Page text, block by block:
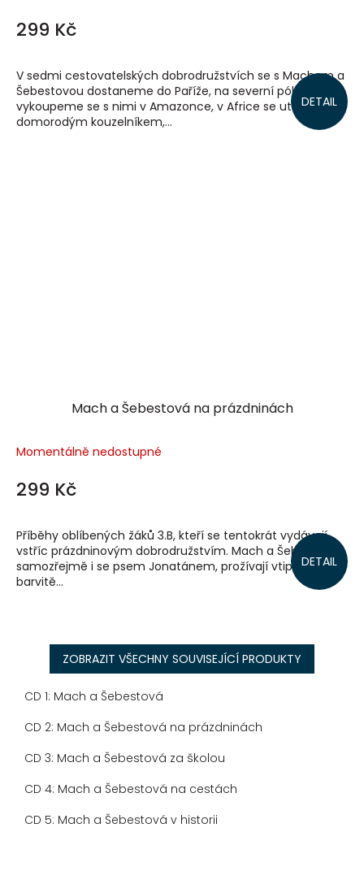
299 Kč
DETAIL
V sedmi cestovatelských dobrodružstvích se s Machem a
Šebestovou dostaneme do Paříže, na severní pól,
vykoupeme se s nimi v Amazonce, v Africe se utkáme s
domorodým kouzelníkem,...
Mach a Šebestová na prázdninách
Momentálně nedostupné
299 Kč
DETAIL
Příběhy oblíbených žáků 3.B, kteří se tentokrát vydávají
vstříc prázdninovým dobrodružstvím. Mach a Šebestová,
samozřejmě i se psem Jonatánem, prožívají vtipné a
barvitě...
ZOBRAZIT VŠECHNY SOUVISEJÍCÍ PRODUKTY
CD 1: Mach a Šebestová
CD 2: Mach a Šebestová na prázdninách
CD 3: Mach a Šebestová za školou
CD 4: Mach a Šebestová na cestách
CD 5: Mach a Šebestová v historii